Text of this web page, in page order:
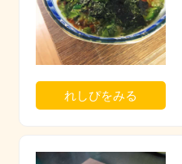
れしぴをみる